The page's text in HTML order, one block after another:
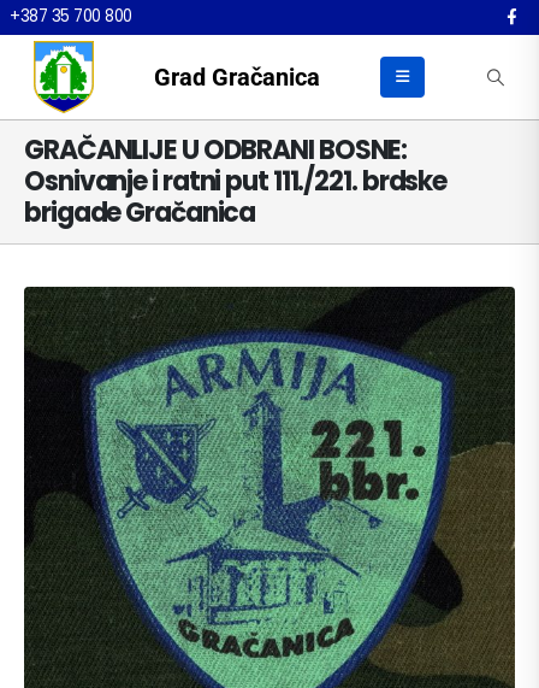
+387 35 700 800
Grad Gračanica
GRAČANLIJE U ODBRANI BOSNE:
Osnivanje i ratni put 111./221. brdske
brigade Gračanica